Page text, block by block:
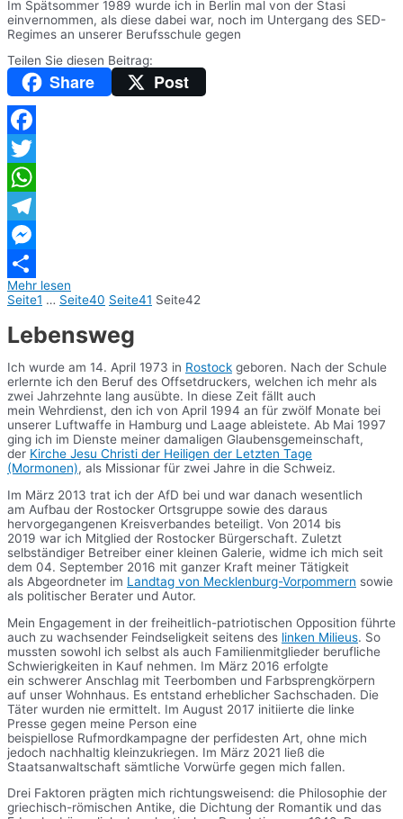
Im Spätsommer 1989 wurde ich in Berlin mal von der Stasi
einvernommen, als diese dabei war, noch im Untergang des SED-
Regimes an unserer Berufsschule gegen
Teilen Sie diesen Beitrag:
Share Post
Facebook
Twitter
WhatsApp
Telegram
Messenger
Teilen
Mehr lesen
Seite1 … Seite40 Seite41 Seite42
Lebensweg
Ich wurde am 14. April 1973 in Rostock geboren. Nach der Schule
erlernte ich den Beruf des Offsetdruckers, welchen ich mehr als
zwei Jahrzehnte lang ausübte. In diese Zeit fällt auch
mein Wehrdienst, den ich von April 1994 an für zwölf Monate bei
unserer Luftwaffe in Hamburg und Laage ableistete. Ab Mai 1997
ging ich im Dienste meiner damaligen Glaubensgemeinschaft,
der Kirche Jesu Christi der Heiligen der Letzten Tage
(Mormonen), als Missionar für zwei Jahre in die Schweiz.
Im März 2013 trat ich der AfD bei und war danach wesentlich
am Aufbau der Rostocker Ortsgruppe sowie des daraus
hervorgegangenen Kreisverbandes beteiligt. Von 2014 bis
2019 war ich Mitglied der Rostocker Bürgerschaft. Zuletzt
selbständiger Betreiber einer kleinen Galerie, widme ich mich seit
dem 04. September 2016 mit ganzer Kraft meiner Tätigkeit
als Abgeordneter im Landtag von Mecklenburg-Vorpommern sowie
als politischer Berater und Autor.
Mein Engagement in der freiheitlich-patriotischen Opposition führte
auch zu wachsender Feindseligkeit seitens des linken Milieus. So
mussten sowohl ich selbst als auch Familienmitglieder berufliche
Schwierigkeiten in Kauf nehmen. Im März 2016 erfolgte
ein schwerer Anschlag mit Teerbomben und Farbsprengkörpern
auf unser Wohnhaus. Es entstand erheblicher Sachschaden. Die
Täter wurden nie ermittelt. Im August 2017 initiierte die linke
Presse gegen meine Person eine
beispiellose Rufmordkampagne der perfidesten Art, ohne mich
jedoch nachhaltig kleinzukriegen. Im März 2021 ließ die
Staatsanwaltschaft sämtliche Vorwürfe gegen mich fallen.
Drei Faktoren prägten mich richtungsweisend: die Philosophie der
griechisch-römischen Antike, die Dichtung der Romantik und das